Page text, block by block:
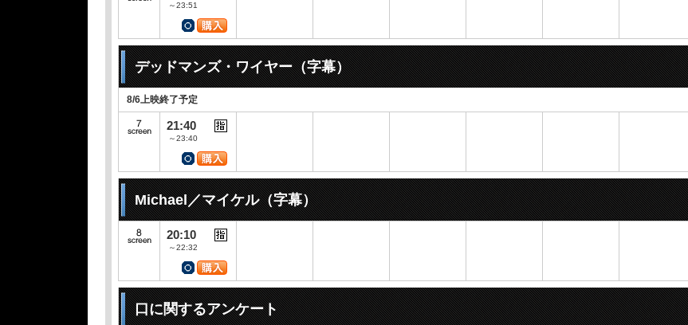
～23:51
デッドマンズ・ワイヤー（字幕）
8/6上映終了予定
21:40
～23:40
Michael／マイケル（字幕）
20:10
～22:32
口に関するアンケート